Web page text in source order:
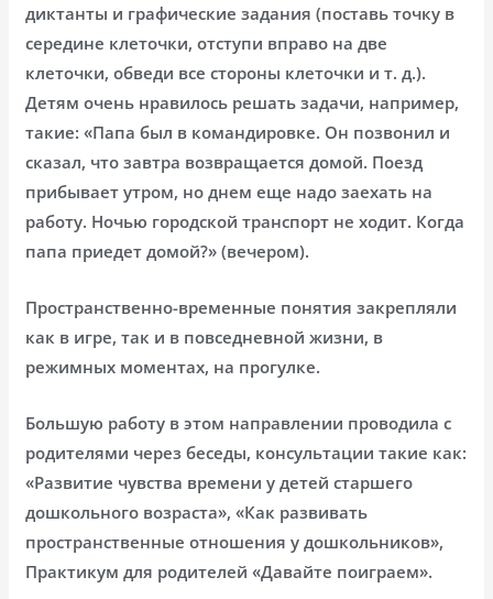
диктанты и графические задания (поставь точку в
середине клеточки, отступи вправо на две
клеточки, обведи все стороны клеточки и т. д.).
Детям очень нравилось решать задачи, например,
такие: «Папа был в командировке. Он позвонил и
сказал, что завтра возвращается домой. Поезд
прибывает утром, но днем еще надо заехать на
работу. Ночью городской транспорт не ходит. Когда
папа приедет домой?» (вечером).
Пространственно-временные понятия закрепляли
как в игре, так и в повседневной жизни, в
режимных моментах, на прогулке.
Большую работу в этом направлении проводила с
родителями через беседы, консультации такие как:
«Развитие чувства времени у детей старшего
дошкольного возраста», «Как развивать
пространственные отношения у дошкольников»,
Практикум для родителей «Давайте поиграем».